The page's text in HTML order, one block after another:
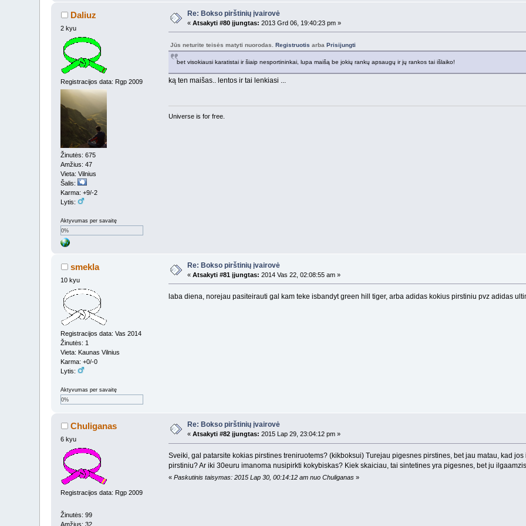
Daliuz
2 kyu
Registracijos data: Rgp 2009
Žinutės: 675
Amžius: 47
Vieta: Vilnius
Šalis:
Karma: +9/-2
Lytis:
Aktyvumas per savaitę
0%
Re: Bokso pirštinių įvairovė
«Atsakyti #80 įjungtas: 2013 Grd 06, 19:40:23 pm »
Jūs neturite teisės matyti nuorodas. Registruotis arba Prisijungti
bet visokiausi karatistai ir šiaip nesportininkai, lupa maišą be jokių rankų apsaugų ir jų rankos tai išlaiko!
ką ten maišas.. lentos ir tai lenkiasi ...
Universe is for free.
smekla
10 kyu
Registracijos data: Vas 2014
Žinutės: 1
Vieta: Kaunas Vilnius
Karma: +0/-0
Lytis:
Aktyvumas per savaitę
0%
Re: Bokso pirštinių įvairovė
«Atsakyti #81 įjungtas: 2014 Vas 22, 02:08:55 am »
laba diena, norejau pasiteirauti gal kam teke isbandyt green hill tiger, arba adidas kokius pirstiniu pvz adidas
Chuliganas
6 kyu
Registracijos data: Rgp 2009
Žinutės: 99
Amžius: 32
Re: Bokso pirštinių įvairovė
«Atsakyti #82 įjungtas: 2015 Lap 29, 23:04:12 pm »
Sveiki, gal patarsite kokias pirstines treniruotems? (kikboksui) Turejau pigesnes pirstines, bet jau matau, kad
pirstiniu? Ar iki 30euru imanoma nusipirkti kokybiskas? Kiek skaiciau, tai sintetines yra pigesnes, bet ju
« Paskutinis taisymas: 2015 Lap 30, 00:14:12 am nuo Chuliganas»